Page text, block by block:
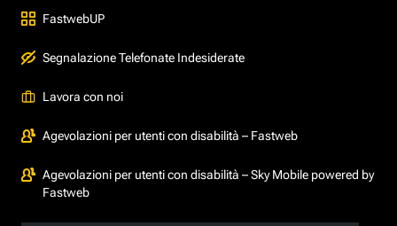
FastwebUP
Segnalazione Telefonate Indesiderate
Lavora con noi
Agevolazioni per utenti con disabilità – Fastweb
Agevolazioni per utenti con disabilità – Sky Mobile powered by
Fastweb